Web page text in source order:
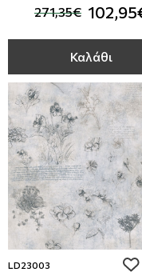
271,35€
Καλάθι
LD23003